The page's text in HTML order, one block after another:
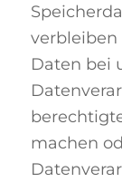
verbleiben
Daten bei
machen